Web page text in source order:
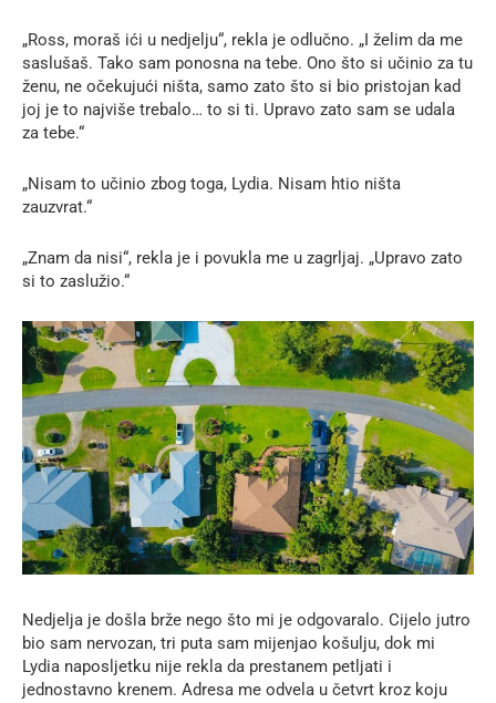
„Ross, moraš ići u nedjelju“, rekla je odlučno. „I želim da me
saslušaš. Tako sam ponosna na tebe. Ono što si učinio za tu
ženu, ne očekujući ništa, samo zato što si bio pristojan kad
joj je to najviše trebalo… to si ti. Upravo zato sam se udala
za tebe.“
„Nisam to učinio zbog toga, Lydia. Nisam htio ništa
zauzvrat.“
„Znam da nisi“, rekla je i povukla me u zagrljaj. „Upravo zato
si to zaslužio.“
Nedjelja je došla brže nego što mi je odgovaralo. Cijelo jutro
bio sam nervozan, tri puta sam mijenjao košulju, dok mi
Lydia naposljetku nije rekla da prestanem petljati i
jednostavno krenem. Adresa me odvela u četvrt kroz koju